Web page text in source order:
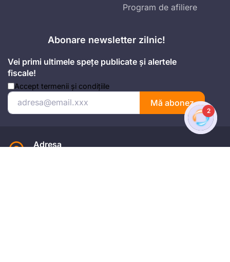
Program de afiliere
Abonare newsletter zilnic!
Vei primi ultimele spețe publicate și alertele
fiscale!
Accept termenii și condițiile
Mă abonez
Adresa
2